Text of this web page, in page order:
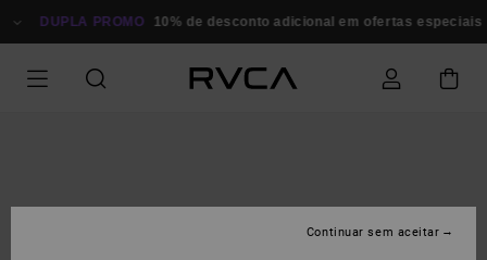
PARA DUPLA PROMO 10% de desconto adicional em ofertas especiais
Continuar sem aceitar